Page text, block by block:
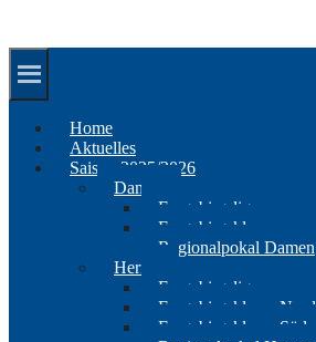
Home
Aktuelles
Saison 2025/2026
Damen
Erzgebirgsliga
Erzgebirgsklasse
Regionalpokal Damen
Herren
Erzgebirgsliga
Erzgebirgsklasse Nord
Erzgebirgsklasse Süd